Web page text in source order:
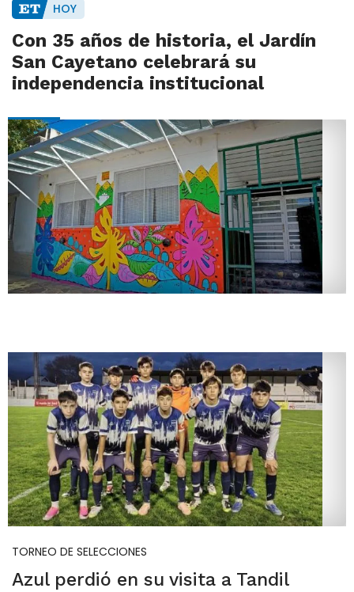
HOY
Con 35 años de historia, el Jardín
San Cayetano celebrará su
independencia institucional
TORNEO DE SELECCIONES
Azul perdió en su visita a Tandil